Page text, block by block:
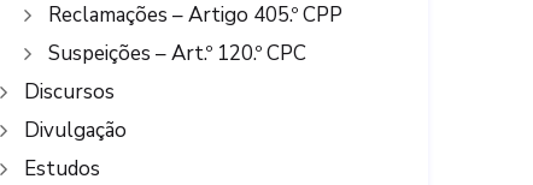
Reclamações – Artigo 405.º CPP
Suspeições – Art.º 120.º CPC
Discursos
Divulgação
Estudos